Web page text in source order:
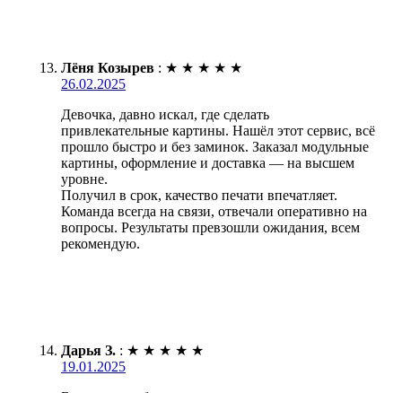
Лёня Козырев : ★ ★ ★ ★ ★
26.02.2025
Девочка, давно искал, где сделать
привлекательные картины. Нашёл этот сервис, всё
прошло быстро и без заминок. Заказал модульные
картины, оформление и доставка — на высшем
уровне.
Получил в срок, качество печати впечатляет.
Команда всегда на связи, отвечали оперативно на
вопросы. Результаты превзошли ожидания, всем
рекомендую.
Дарья З. : ★ ★ ★ ★ ★
19.01.2025